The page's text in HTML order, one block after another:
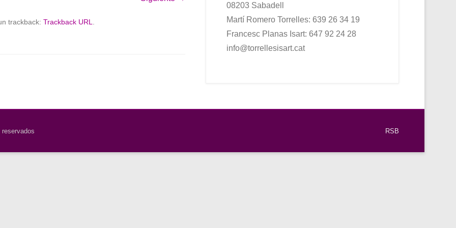
trackback: Trackback URL
08203 Sabadell
Martí Romero Torrelles: 639 26 34 19
Francesc Planas Isart: 647 92 24 28
info@torrellesisart.cat
RSB